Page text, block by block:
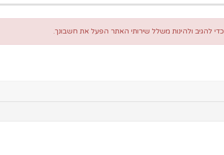
כדי להגיב ולהינות משלל שירותי האתר הפעל את חשבונך.